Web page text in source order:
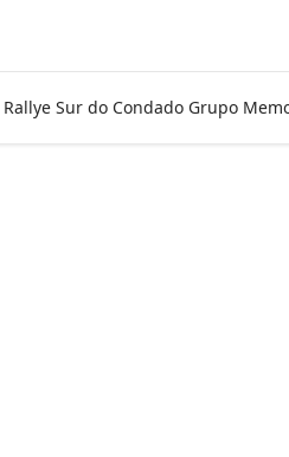
Rallye Sur do Condado Grupo